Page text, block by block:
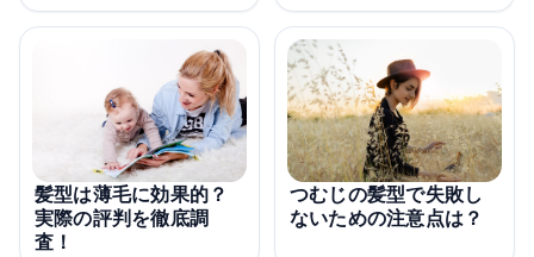
髪型は薄毛に効果的？
実際の評判を徹底調
査！
つむじの髪型で失敗し
ないための注意点は？